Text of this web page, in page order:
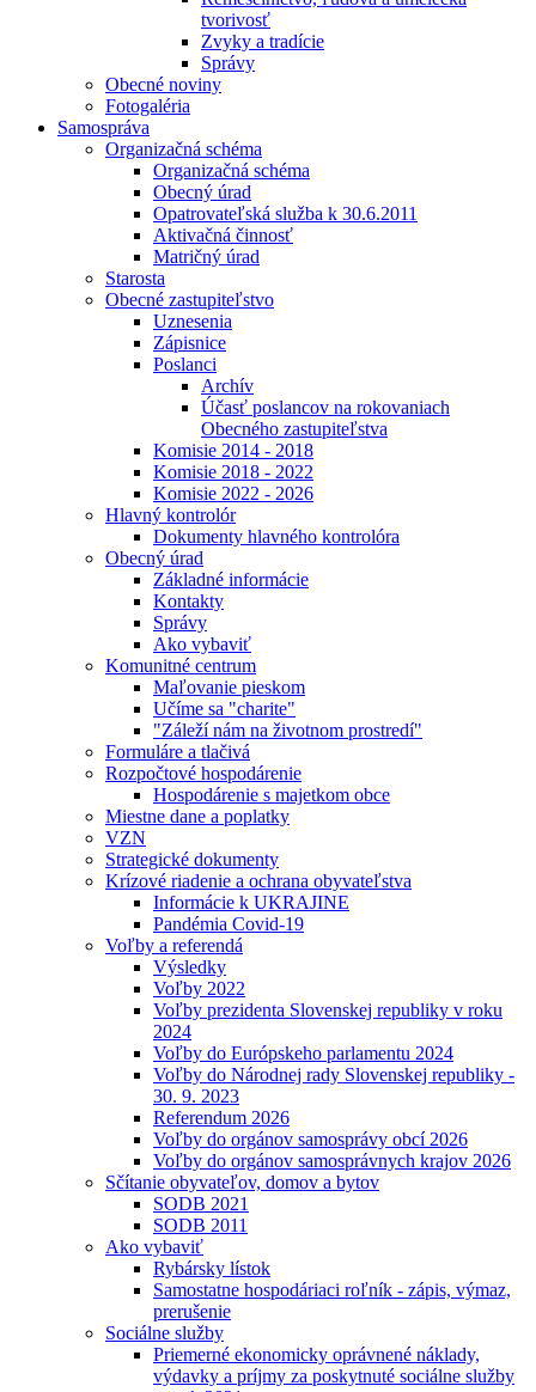
tvorivosť
Zvyky a tradície
Správy
Obecné noviny
Fotogaléria
Samospráva
Organizačná schéma
Organizačná schéma
Obecný úrad
Opatrovateľská služba k 30.6.2011
Aktivačná činnosť
Matričný úrad
Starosta
Obecné zastupiteľstvo
Uznesenia
Zápisnice
Poslanci
Archív
Účasť poslancov na rokovaniach
Obecného zastupiteľstva
Komisie 2014 - 2018
Komisie 2018 - 2022
Komisie 2022 - 2026
Hlavný kontrolór
Dokumenty hlavného kontrolóra
Obecný úrad
Základné informácie
Kontakty
Správy
Ako vybaviť
Komunitné centrum
Maľovanie pieskom
Učíme sa "charite"
"Záleží nám na životnom prostredí"
Formuláre a tlačivá
Rozpočtové hospodárenie
Hospodárenie s majetkom obce
Miestne dane a poplatky
VZN
Strategické dokumenty
Krízové riadenie a ochrana obyvateľstva
Informácie k UKRAJINE
Pandémia Covid-19
Voľby a referendá
Výsledky
Voľby 2022
Voľby prezidenta Slovenskej republiky v roku
2024
Voľby do Európskeho parlamentu 2024
Voľby do Národnej rady Slovenskej republiky -
30. 9. 2023
Referendum 2026
Voľby do orgánov samosprávy obcí 2026
Voľby do orgánov samosprávnych krajov 2026
Sčítanie obyvateľov, domov a bytov
SODB 2021
SODB 2011
Ako vybaviť
Rybársky lístok
Samostatne hospodáriaci roľník - zápis, výmaz,
prerušenie
Sociálne služby
Priemerné ekonomicky oprávnené náklady,
výdavky a príjmy za poskytnuté sociálne služby